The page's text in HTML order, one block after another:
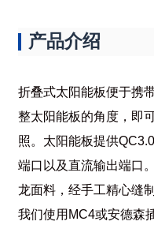
产品介绍
折叠式太阳能板便于携
整太阳能板的角度，即
照。太阳能板提供
端口以及直流输出端口
龙面料，经手工精心缝
我们使用MC4或安德森